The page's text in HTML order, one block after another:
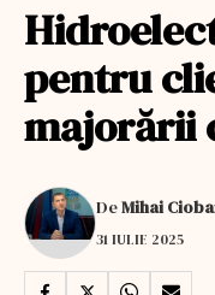
pentru
majorării
DeMihai
31 IULIE 2025